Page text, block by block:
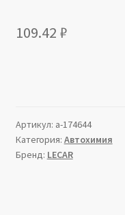
109.42 ₽
Артикул: a-174644
Категория: Автохимия
Бренд: LECAR